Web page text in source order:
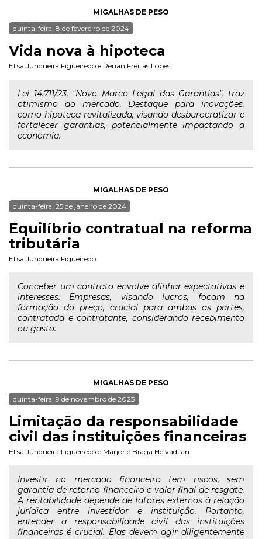
MIGALHAS DE PESO
quinta-feira, 8 de fevereiro de 2024
Vida nova à hipoteca
Elisa Junqueira Figueiredo e Renan Freitas Lopes
Lei 14.711/23, "Novo Marco Legal das Garantias", traz
otimismo ao mercado. Destaque para inovações,
como hipoteca revitalizada, visando desburocratizar e
fortalecer garantias, potencialmente impactando a
economia.
MIGALHAS DE PESO
quinta-feira, 25 de janeiro de 2024
Equilíbrio contratual na reforma
tributária
Elisa Junqueira Figueiredo
Conceber um contrato envolve alinhar expectativas e
interesses. Empresas, visando lucros, focam na
formação do preço, crucial para ambas as partes,
contratada e contratante, considerando recebimento
ou gasto.
MIGALHAS DE PESO
quinta-feira, 9 de novembro de 2023
Limitação da responsabilidade
civil das instituições financeiras
Elisa Junqueira Figueiredo e Marjorie Braga Helvadjian
Investir no mercado financeiro tem riscos, sem
garantia de retorno financeiro e valor final de resgate.
A rentabilidade depende de fatores externos à relação
jurídica entre investidor e instituição. Portanto,
entender a responsabilidade civil das instituições
financeiras é crucial. Elas devem agir diligentemente